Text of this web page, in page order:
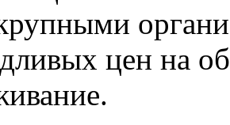
цен на